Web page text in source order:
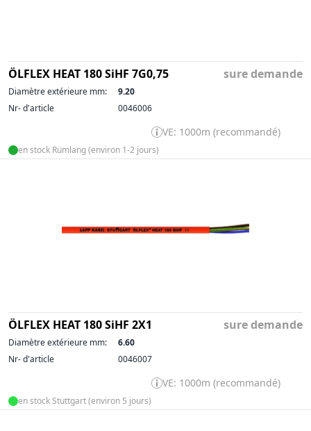
ÖLFLEX HEAT 180 SiHF 7G0,75 sure demande
Diamètre extérieure mm:
9.20
Nr- d'article
0046006
VE: 1000m (recommandé)
en stock Rümlang (environ 1-2 jours)
ÖLFLEX HEAT 180 SiHF 2X1 sure demande
Diamètre extérieure mm:
6.60
Nr- d'article
0046007
VE: 1000m (recommandé)
en stock Stuttgart (environ 5 jours)